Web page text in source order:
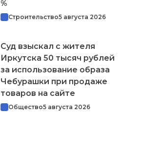
%
Строительство5 августа 2026
Суд взыскал с жителя
Иркутска 50 тысяч рублей
за использование образа
Чебурашки при продаже
товаров на сайте
Общество5 августа 2026